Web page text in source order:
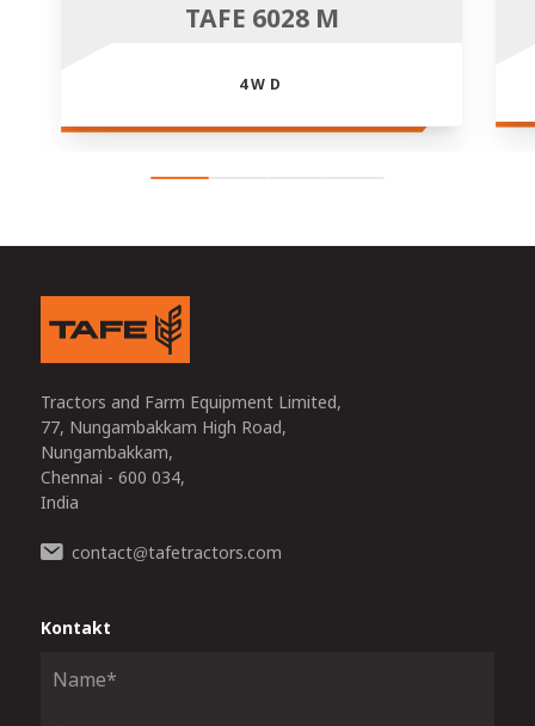
TAFE 6028 M
4WD
Tractors and Farm Equipment Limited,
77, Nungambakkam High Road,
Nungambakkam,
Chennai - 600 034,
India
contact@tafetractors.com
Kontakt